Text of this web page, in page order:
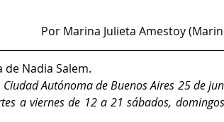
Por Marina Julieta Amestoy
Nadia Salem.
Autónoma de Buenos Aires 25 de
a viernes de 12 a 21 sábados,